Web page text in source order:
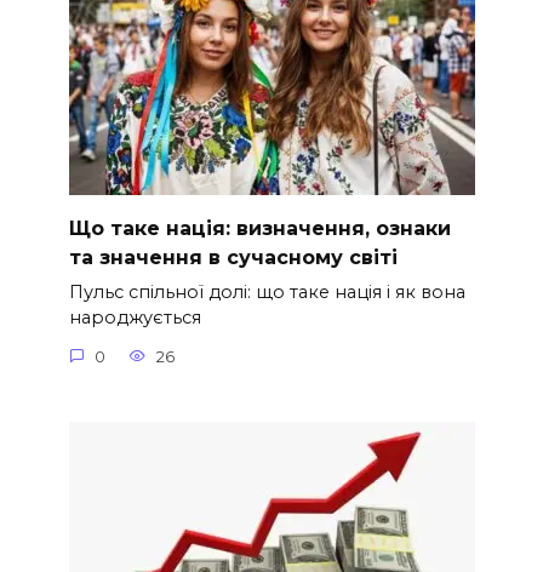
Що таке нація: визначення, ознаки
та значення в сучасному світі
Пульс спільної долі: що таке нація і як вона
народжується
0 26